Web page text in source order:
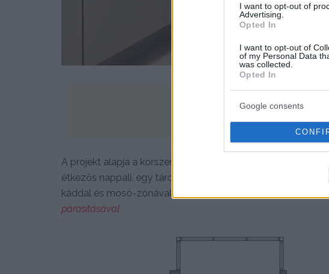
I want to opt-out of
Advertising.
Opted In
I want to opt-out of
of my Personal Data
was collected.
Opted In
Google consents
A projekt alapja a korszerű térszervezés, amelynek
étkezős nappali, egy tárolórendszerekkel bőségesen
káddal és mosó-zónával. /
párosításával